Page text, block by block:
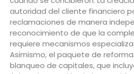
autoridad del cliente financiero
reclamaciones de manera
reconocimiento de que la
requiere mecanismos
Asimismo, el paquete de
blanqueo de capitales, que